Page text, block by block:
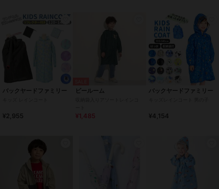
傘・レイングッズ
レインコー
カラー
ブルー系その他2、ピンク系その
他、ブルー系その他、グレー系そ
の他、ピンク系その他2、ブラッ
サイズ L,XL,2XL,3XL,4XL
100% ポリエステル
バックヤードファミリー
¥2,955
ビールーム
¥1,485
バックヤードファミリー
¥4,154